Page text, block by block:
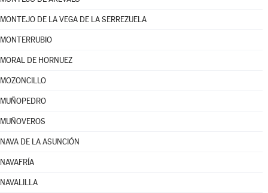
MONTEJO DE LA VEGA DE LA SERREZUELA
MONTERRUBIO
MORAL DE HORNUEZ
MOZONCILLO
MUÑOPEDRO
MUÑOVEROS
NAVA DE LA ASUNCIÓN
NAVAFRÍA
NAVALILLA